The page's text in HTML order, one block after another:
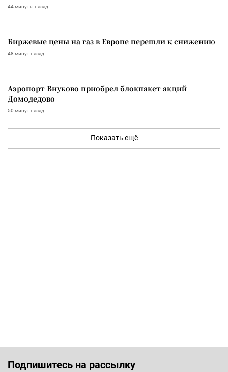
44 минуты назад
Биржевые цены на газ в Европе перешли к снижению
48 минут назад
Аэропорт Внуково приобрел блокпакет акций
Домодедово
50 минут назад
Показать ещё
Подпишитесь на рассылку